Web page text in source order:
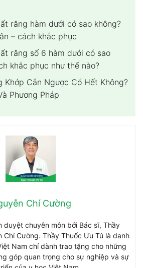
răng hàm dưới có sao không?
– cách khắc phục
răng số 6 hàm dưới có sao
khắc phục như thế nào?
Khớp Cắn Ngược Có Hết Không?
Phương Pháp
Chí Cường
duyệt chuyên môn bởi Bác sĩ, Thầy
Chí Cường. Thầy Thuốc Ưu Tú là danh
Nam chỉ dành trao tặng cho những
góp quan trọng cho sự nghiệp và sự